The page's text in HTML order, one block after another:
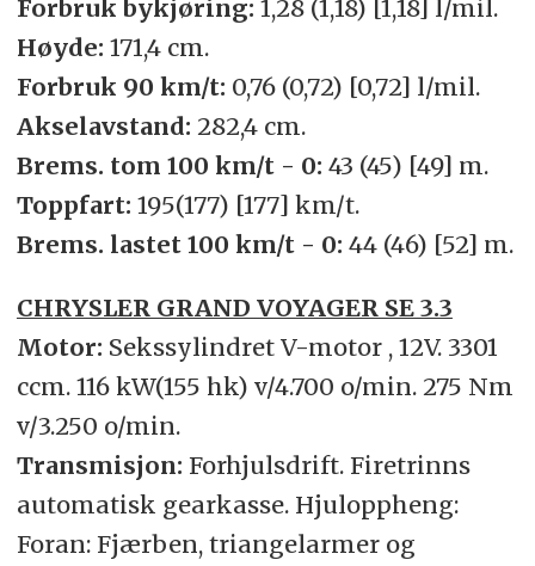
Forbruk bykjøring: 1,28 (1,18) [1,18] l/mil.
Høyde: 171,4 cm.
Forbruk 90 km/t: 0,76 (0,72) [0,72] l/mil.
Akselavstand: 282,4 cm.
Brems. tom 100 km/t - 0: 43 (45) [49] m.
Toppfart: 195(177) [177] km/t.
Brems. lastet 100 km/t - 0: 44 (46) [52] m.
CHRYSLER GRAND VOYAGER SE 3.3
Motor: Sekssylindret V-motor , 12V. 3301
ccm. 116 kW(155 hk) v/4.700 o/min. 275 Nm
v/3.250 o/min.
Transmisjon: Forhjulsdrift. Firetrinns
automatisk gearkasse. Hjuloppheng:
Foran: Fjærben, triangelarmer og